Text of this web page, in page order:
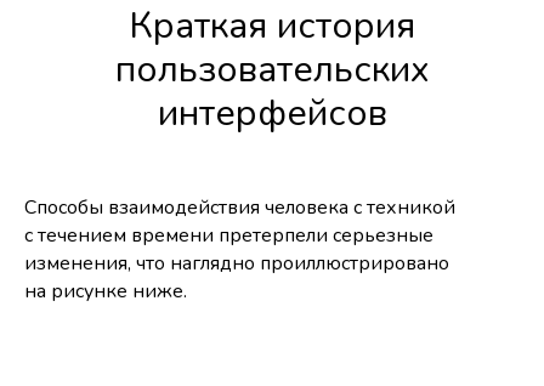
Краткая история
пользовательских
интерфейсов
Способы взаимодействия человека с техникой
с течением времени претерпели серьезные
изменения, что наглядно проиллюстрировано
на рисунке ниже.